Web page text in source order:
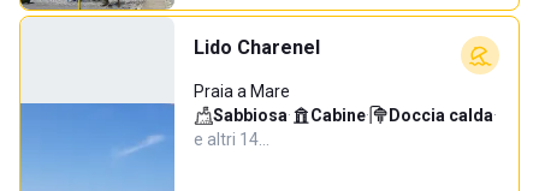
Lido Charenel
Praia a Mare
Sabbiosa· Cabine· Doccia calda·
e altri 14…